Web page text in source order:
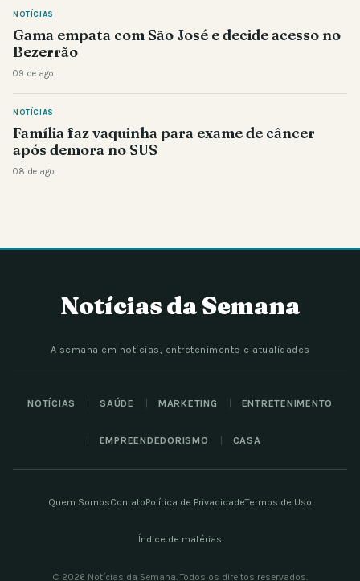
NOTÍCIAS
Gama empata com São José e decide acesso no
Bezerrão
09 de ago.
NOTÍCIAS
Família faz vaquinha para exame de câncer
após demora no SUS
08 de ago.
Notícias da Semana
A semana em notícias, entretenimento e atualidades
NOTÍCIAS SAÚDE MARKETING ENTRETENIMENTO
EMPREENDEDORISMO CASA
Quem SomosContatoPolítica de PrivacidadeTermos de Uso
Índice de matérias
© 2026 Notícias da Semana. Todos os direitos reservados.